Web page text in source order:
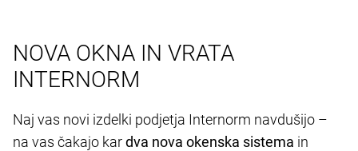
NOVA OKNA IN VRATA
INTERNORM
Naj vas novi izdelki podjetja Internorm navdušijo –
na vas čakajo kardva nova okenska sistema in